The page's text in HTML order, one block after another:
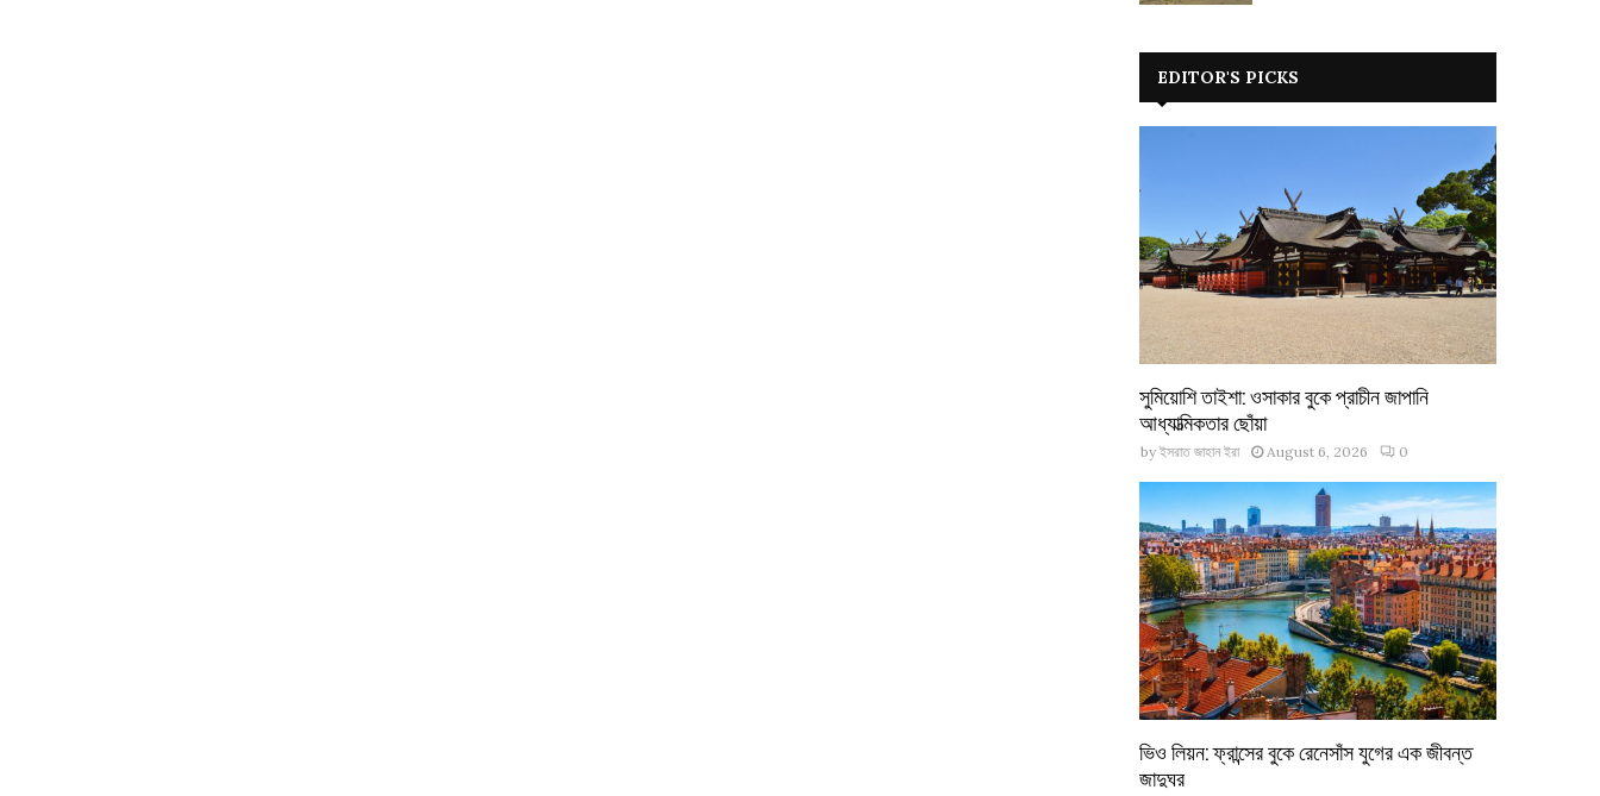
EDITOR'S PICKS
সুমিয়োশি তাইশা: ওসাকার বুকে প্রাচীন জাপানি
আধ্যাত্মিকতার ছোঁয়া
by ইসরাত জাহান ইরা August 6, 2026 0
ভিও লিয়ন: ফ্রান্সের বুকে রেনেসাঁস যুগের এক জীবন্ত
জাদুঘর